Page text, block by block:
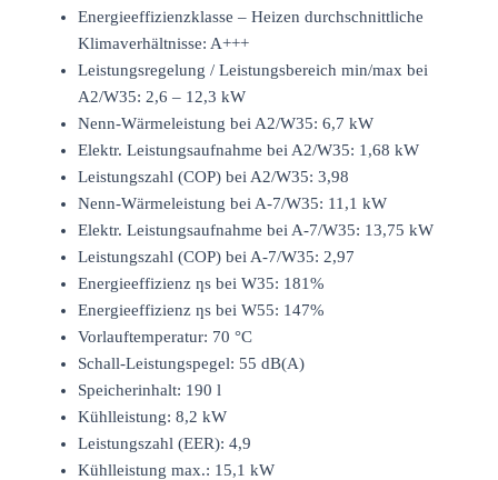
Energieeffizienzklasse – Heizen durchschnittliche
Klimaverhältnisse: A+++
Leistungsregelung / Leistungsbereich min/max bei
A2/W35: 2,6 – 12,3 kW
Nenn-Wärmeleistung bei A2/W35: 6,7 kW
Elektr. Leistungsaufnahme bei A2/W35: 1,68 kW
Leistungszahl (COP) bei A2/W35: 3,98
Nenn-Wärmeleistung bei A-7/W35: 11,1 kW
Elektr. Leistungsaufnahme bei A-7/W35: 13,75 kW
Leistungszahl (COP) bei A-7/W35: 2,97
Energieeffizienz ƞs bei W35: 181%
Energieeffizienz ƞs bei W55: 147%
Vorlauftemperatur: 70 °C
Schall-Leistungspegel: 55 dB(A)
Speicherinhalt: 190 l
Kühlleistung: 8,2 kW
Leistungszahl (EER): 4,9
Kühlleistung max.: 15,1 kW